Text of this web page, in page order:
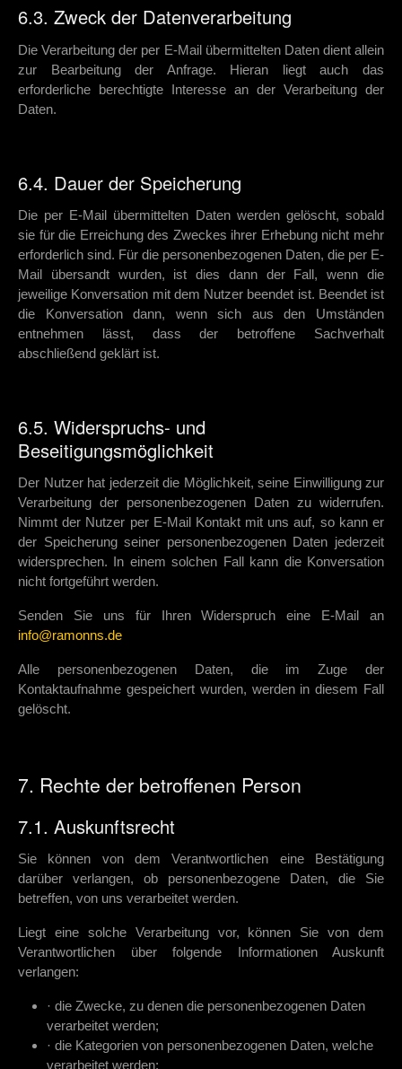
6.3. Zweck der Datenverarbeitung
Die Verarbeitung der per E-Mail übermittelten Daten dient allein
zur Bearbeitung der Anfrage. Hieran liegt auch das
erforderliche berechtigte Interesse an der Verarbeitung der
Daten.
6.4. Dauer der Speicherung
Die per E-Mail übermittelten Daten werden gelöscht, sobald
sie für die Erreichung des Zweckes ihrer Erhebung nicht mehr
erforderlich sind. Für die personenbezogenen Daten, die per E-
Mail übersandt wurden, ist dies dann der Fall, wenn die
jeweilige Konversation mit dem Nutzer beendet ist. Beendet ist
die Konversation dann, wenn sich aus den Umständen
entnehmen lässt, dass der betroffene Sachverhalt
abschließend geklärt ist.
6.5. Widerspruchs- und
Beseitigungsmöglichkeit
Der Nutzer hat jederzeit die Möglichkeit, seine Einwilligung zur
Verarbeitung der personenbezogenen Daten zu widerrufen.
Nimmt der Nutzer per E-Mail Kontakt mit uns auf, so kann er
der Speicherung seiner personenbezogenen Daten jederzeit
widersprechen. In einem solchen Fall kann die Konversation
nicht fortgeführt werden.
Senden Sie uns für Ihren Widerspruch eine E-Mail an
info@ramonns.de
Alle personenbezogenen Daten, die im Zuge der
Kontaktaufnahme gespeichert wurden, werden in diesem Fall
gelöscht.
7. Rechte der betroffenen Person
7.1. Auskunftsrecht
Sie können von dem Verantwortlichen eine Bestätigung
darüber verlangen, ob personenbezogene Daten, die Sie
betreffen, von uns verarbeitet werden.
Liegt eine solche Verarbeitung vor, können Sie von dem
Verantwortlichen über folgende Informationen Auskunft
verlangen:
· die Zwecke, zu denen die personenbezogenen Daten
verarbeitet werden;
· die Kategorien von personenbezogenen Daten, welche
verarbeitet werden;